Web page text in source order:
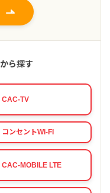
から探す
CAC-TV
コンセントWi-FI
CAC-MOBILE LTE